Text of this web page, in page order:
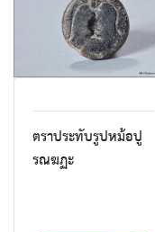
ตราประทับรูปหม้อปู
รณฆฏะ